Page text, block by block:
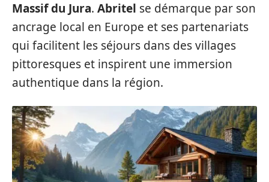
Massif du Jura. Abritel se démarque par son
ancrage local en Europe et ses partenariats
qui facilitent les séjours dans des villages
pittoresques et inspirent une immersion
authentique dans la région.